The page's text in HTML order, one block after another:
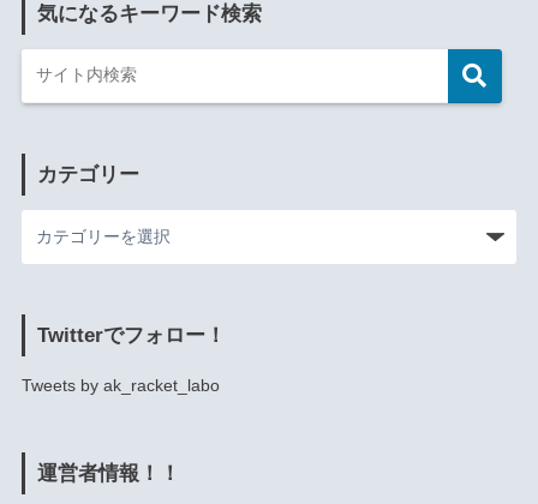
気になるキーワード検索
カテゴリー
Twitterでフォロー！
Tweets by ak_racket_labo
運営者情報！！